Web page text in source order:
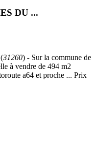
DU ...
(31260) - Sur la commune de
à vendre de 494 m2
a64 et proche ... Prix